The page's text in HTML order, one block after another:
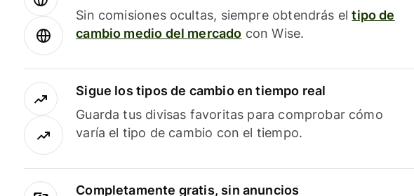
Sin comisiones ocultas, siempre obtendrás eltipo de
cambio medio del mercado con Wise.
Sigue los tipos de cambio en tiempo real
Guarda tus divisas favoritas para comprobar cómo
varía el tipo de cambio con el tiempo.
Completamente gratis, sin anuncios